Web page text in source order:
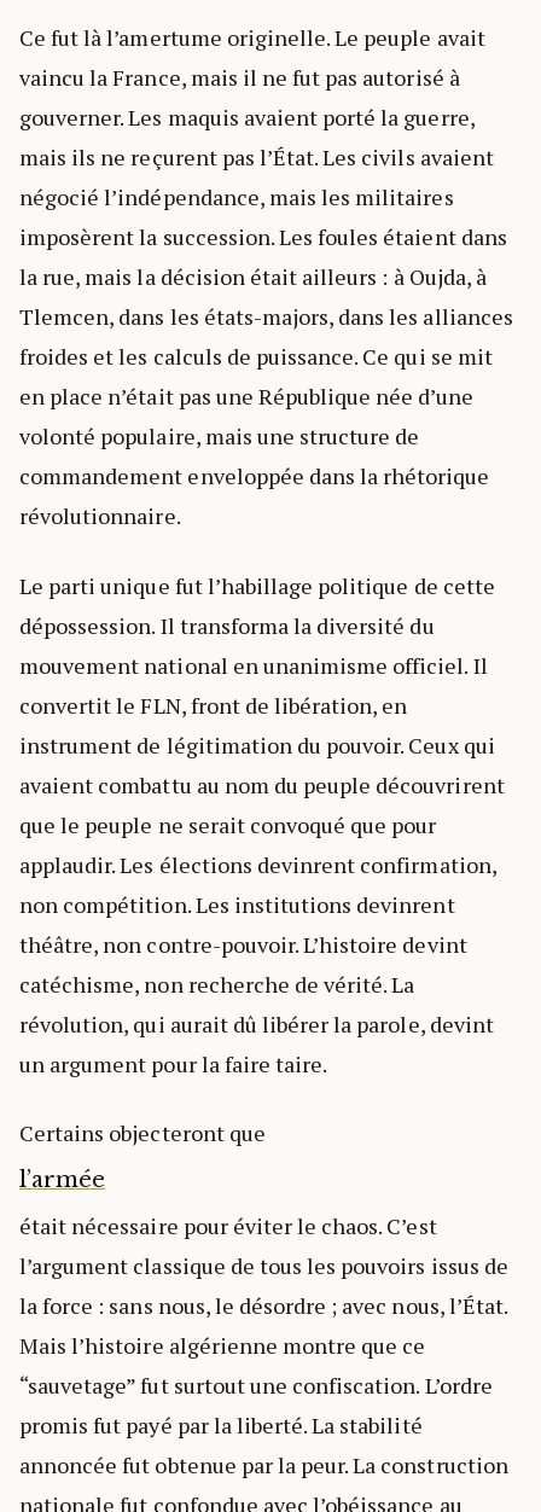
Ce fut là l’amertume originelle. Le peuple avait
vaincu la France, mais il ne fut pas autorisé à
gouverner. Les maquis avaient porté la guerre,
mais ils ne reçurent pas l’État. Les civils avaient
négocié l’indépendance, mais les militaires
imposèrent la succession. Les foules étaient dans
la rue, mais la décision était ailleurs : à Oujda, à
Tlemcen, dans les états-majors, dans les alliances
froides et les calculs de puissance. Ce qui se mit
en place n’était pas une République née d’une
volonté populaire, mais une structure de
commandement enveloppée dans la rhétorique
révolutionnaire.
Le parti unique fut l’habillage politique de cette
dépossession. Il transforma la diversité du
mouvement national en unanimisme officiel. Il
convertit le FLN, front de libération, en
instrument de légitimation du pouvoir. Ceux qui
avaient combattu au nom du peuple découvrirent
que le peuple ne serait convoqué que pour
applaudir. Les élections devinrent confirmation,
non compétition. Les institutions devinrent
théâtre, non contre-pouvoir. L’histoire devint
catéchisme, non recherche de vérité. La
révolution, qui aurait dû libérer la parole, devint
un argument pour la faire taire.
Certains objecteront que
l’armée
était nécessaire pour éviter le chaos. C’est
l’argument classique de tous les pouvoirs issus de
la force : sans nous, le désordre ; avec nous, l’État.
Mais l’histoire algérienne montre que ce
“sauvetage” fut surtout une confiscation. L’ordre
promis fut payé par la liberté. La stabilité
annoncée fut obtenue par la peur. La construction
nationale fut confondue avec l’obéissance au